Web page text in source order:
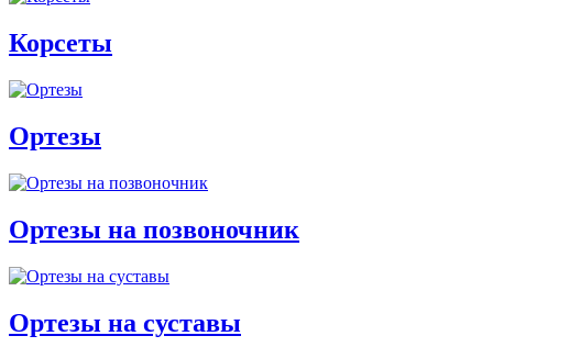
Корсеты
Ортезы
Ортезы на позвоночник
Ортезы на суставы